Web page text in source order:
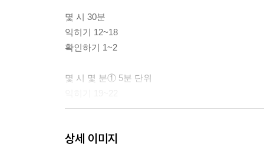
몇 시 30분
익히기 12~18
확인하기 1~2
몇 시 몇 분① 5분 단위
익히기 23~26
상세 이미지